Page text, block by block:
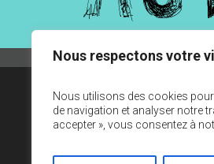
Nous respectons votre
Nous utilisons des cookies
de navigation et analyser notre
accepter », vous consentez à